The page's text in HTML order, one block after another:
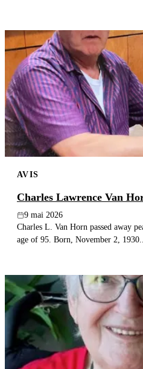
AVIS
Charles Lawrence Van
9 mai 2026
Charles L. Van Horn passed away
age of 95. Born, November 2, 1930...